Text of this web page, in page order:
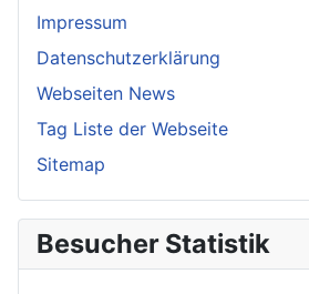
Impressum
Datenschutzerklärung
Webseiten News
Tag Liste der Webseite
Sitemap
Besucher Statistik